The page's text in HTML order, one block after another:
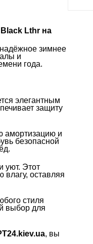
Lthr на
зимнее
и
года.
элегантным
защиту
амортизацию и
безопасной
уют. Этот
оставляя
стиля
выбор для
, вы